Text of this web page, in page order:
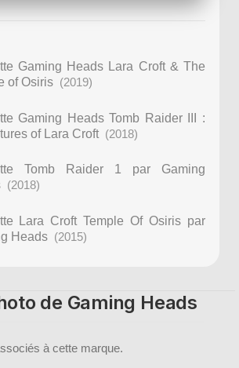
Gaming Heads Lara Croft & The
of Osiris (2019)
Gaming Heads Tomb Raider III :
of Lara Croft (2018)
Tomb Raider 1 par Gaming
(2018)
Lara Croft Temple Of Osiris par
Heads (2015)
de Gaming Heads
à cette marque.